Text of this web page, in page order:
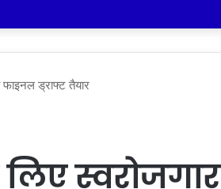
ड्राफ्ट तैयार
स्वरोजगार